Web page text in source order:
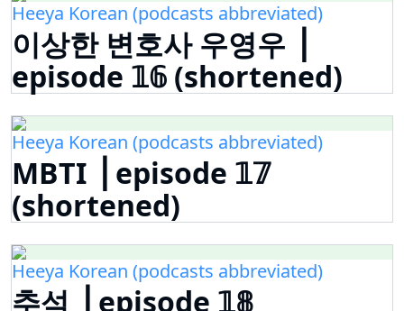
Heeya Korean (podcasts abbreviated)
이상한 변호사 우영우 ⎟
episode 𝟙𝟞 (shortened)
Heeya Korean (podcasts abbreviated)
MBTI ⎟ episode 𝟙𝟟
(shortened)
Heeya Korean (podcasts abbreviated)
추석 ⎟ episode 𝟙𝟠